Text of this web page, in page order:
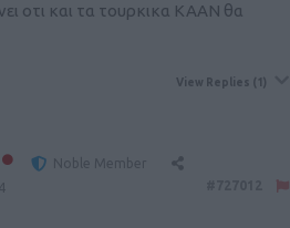
οτι και τα τουρκικα ΚΑΑΝ θα
View Replies (1)
Noble Member